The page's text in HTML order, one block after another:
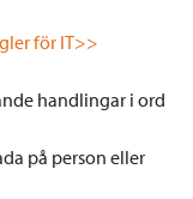
för IT>>
handlingar i ord
på person eller